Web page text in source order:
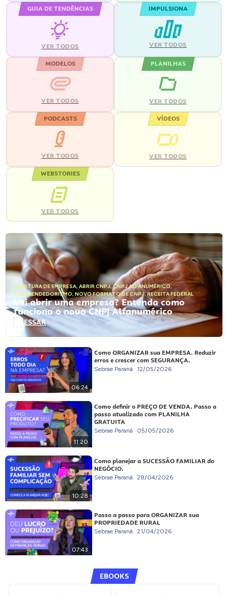
GUIA DE TENDÊNCIAS
VER TODOS
IMPULSIONA
VER TODOS
MODELOS
VER TODOS
PLANILHAS
VER TODOS
PODCASTS
VER TODOS
VÍDEOS
VER TODOS
WEBSTORIES
VER TODOS
ABERTURA DE EMPRESA, ABRIR CNPJ,CNPJ ALFANUMÉRICO,
EMPREENDEDORISMO, NOVO FORMATO DE CNPJ,RECEITA FEDERAL
Vai abrir uma empresa? Entenda como
funciona o novo CNPJ Alfanumérico
ACESSAR
06:24
Como ORGANIZAR sua EMPRESA. Reduzir
erros e crescer com SEGURANÇA.
Sebrae Paraná 12/05/2026
11:20
Como definir o PREÇO DE VENDA. Passo a
passo atualizado com PLANILHA
GRATUITA
Sebrae Paraná 05/05/2026
10:28
Como planejar a SUCESSÃO FAMILIAR do
NEGÓCIO.
Sebrae Paraná 28/04/2026
07:43
Passo a passo para ORGANIZAR sua
PROPRIEDADE RURAL
Sebrae Paraná 21/04/2026
EBOOKS